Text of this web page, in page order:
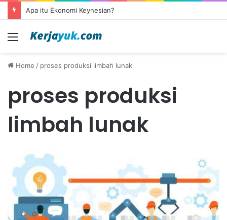
Apa itu Ekonomi Keynesian?
Menu
Home / proses produksi limbah lunak
proses produksi
limbah lunak